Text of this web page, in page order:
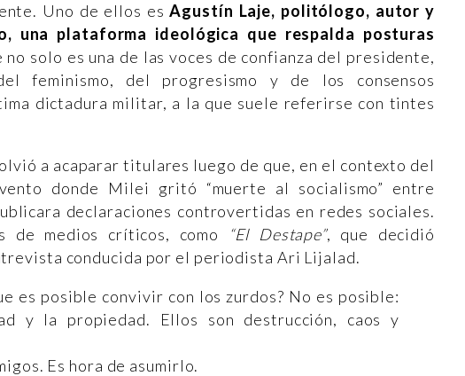
Uno de ellos esAgustín Laje, politólogo, autor y
una plataforma ideológica que respalda posturas
no solo es una de las voces de confianza del presidente,
feminismo, del progresismo y de los consensos
dictadura militar, a la que suele referirse con tintes
a acaparar titulares luego de que, en el contexto del
donde Milei gritó “muerte al socialismo” entre
declaraciones controvertidas en redes sociales.
de medios críticos, como
“El Destape”, que decidió
conducida por el periodista Ari Lijalad.
es posible convivir con los zurdos? No es posible:
y la propiedad. Ellos son destrucción, caos y
Es hora de asumirlo.